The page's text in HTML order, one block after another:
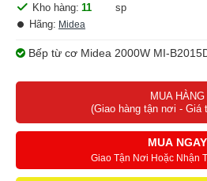
Kho hàng: 11
sp
Hãng: Midea
Bếp từ cơ Midea 2000W MI-
MUA HÀNG
(Giao hàng tận nơi - Giá
MUA NGAY
Giao Tận Nơi Hoặc Nhận